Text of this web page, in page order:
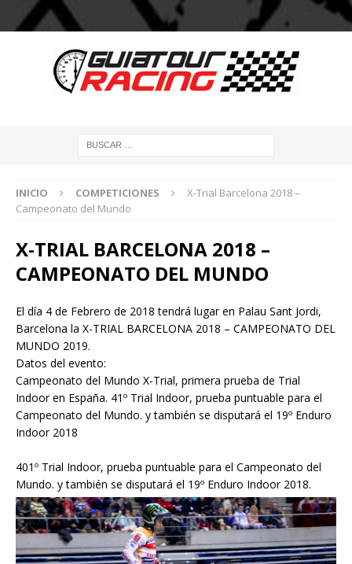
INICIO COMPETICIONES
X-Trial Barcelona 2018 –
Campeonato del Mundo
X-TRIAL BARCELONA 2018 –
CAMPEONATO DEL MUNDO
El día 4 de Febrero de 2018 tendrá lugar en Palau Sant Jordi,
Barcelona la X-TRIAL BARCELONA 2018 – CAMPEONATO DEL
MUNDO 2019.
Datos del evento:
Campeonato del Mundo X-Trial, primera prueba de Trial
Indoor en España. 41º Trial Indoor, prueba puntuable para el
Campeonato del Mundo. y también se disputará el 19º Enduro
Indoor 2018
401º Trial Indoor, prueba puntuable para el Campeonato del
Mundo. y también se disputará el 19º Enduro Indoor 2018.